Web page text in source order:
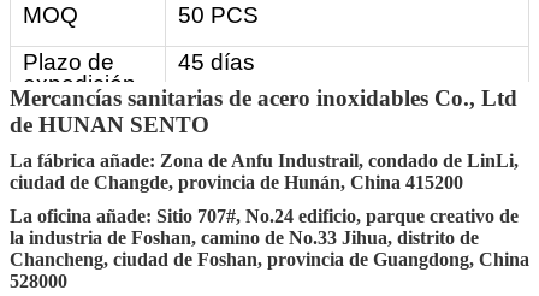
MOQ
50 PCS
Plazo de
expedición
del plazo de
ejecución
45 días
Detalles de
la entrega
30-45 días después de
conseguir el depósito
Puerto del
MANDO
Changsha, Shenzhen,
Guangzhou, Foshan
Mercancías sanitarias de acero inoxidables Co., Ltd
de HUNAN SENTO
La fábrica añade: Zona de Anfu Industrail, condado de LinLi,
ciudad de Changde, provincia de Hunán, China 415200
La oficina añade: Sitio 707#, No.24 edificio, parque creativo de
la industria de Foshan, camino de No.33 Jihua, distrito de
Chancheng, ciudad de Foshan, provincia de Guangdong, China
528000